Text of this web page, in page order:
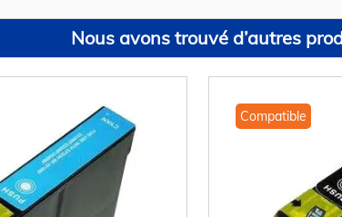
Nous avons trouvé d’autres
Compatible